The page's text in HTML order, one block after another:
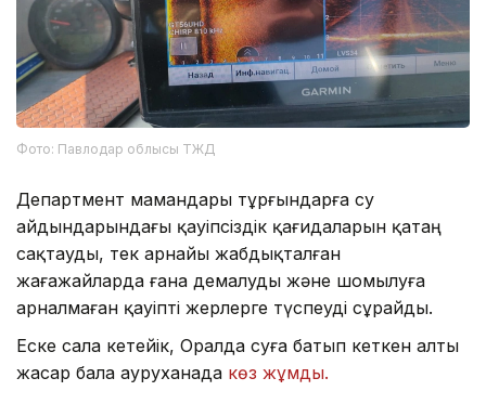
Фото: Павлодар облысы ТЖД
Департмент мамандары тұрғындарға су
айдындарындағы қауіпсіздік қағидаларын қатаң
сақтауды, тек арнайы жабдықталған
жағажайларда ғана демалуды және шомылуға
арналмаған қауіпті жерлерге түспеуді сұрайды.
Еске сала кетейік, Оралда суға батып кеткен алты
жасар бала ауруханада көз жұмды.